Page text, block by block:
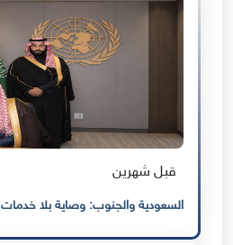
قبل شهرين
السعودية والجنوب: وصاية بلا خدمات